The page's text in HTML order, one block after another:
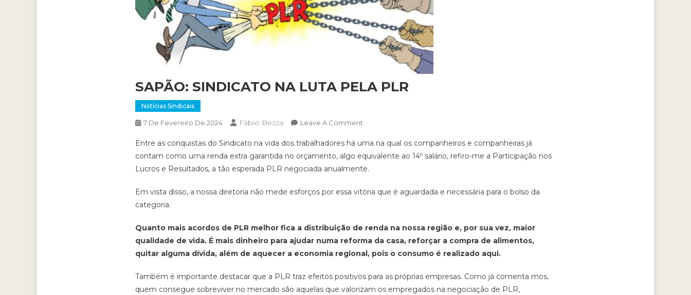
SAPÃO: SINDICATO NA LUTA PELA PLR
Notícias Sindicais
7 De Fevereiro De 2024 Fábio Bezza Leave A CommentOn
SINDICATO
NA
LUTA
PLR
Entre as conquistas do Sindicato na vida dos trabalhadores há uma na qual os companheiros e companheiras já
contam como uma renda extra garantida no orçamento, algo equivalente ao 14º salário, refiro-me a Participação nos
Lucros e Resultados, a tão esperada PLR negociada anualmente.
Em vista disso, a nossa diretoria não mede esforços por essa vitória que é aguardada e necessária para o bolso da
categoria.
Quanto mais acordos de PLR melhor fica a distribuição de renda na nossa região e, por sua vez, maior
qualidade de vida. É mais dinheiro para ajudar numa reforma da casa, reforçar a compra de alimentos,
quitar alguma dívida, além de aquecer a economia regional, pois o consumo é realizado aqui.
Também é importante destacar que a PLR traz efeitos positivos para as próprias empresas. Como já comenta mos,
quem consegue sobreviver no mercado são aquelas que valorizam os empregados na negociação de PLR,